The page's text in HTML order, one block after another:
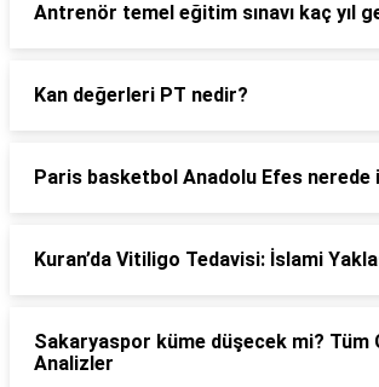
Antrenör temel eğitim sınavı kaç yıl
Kan değerleri PT nedir?
Paris basketbol Anadolu Efes nerede
Kuran’da Vitiligo Tedavisi: İslami
Sakaryaspor küme düşecek mi? Tüm
Analizler